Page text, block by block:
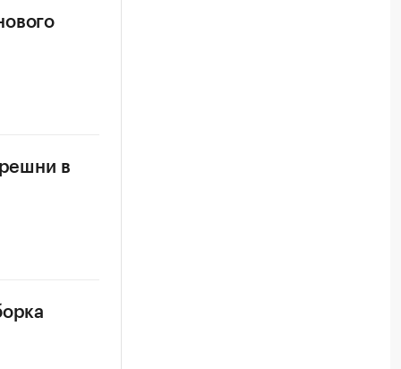
в